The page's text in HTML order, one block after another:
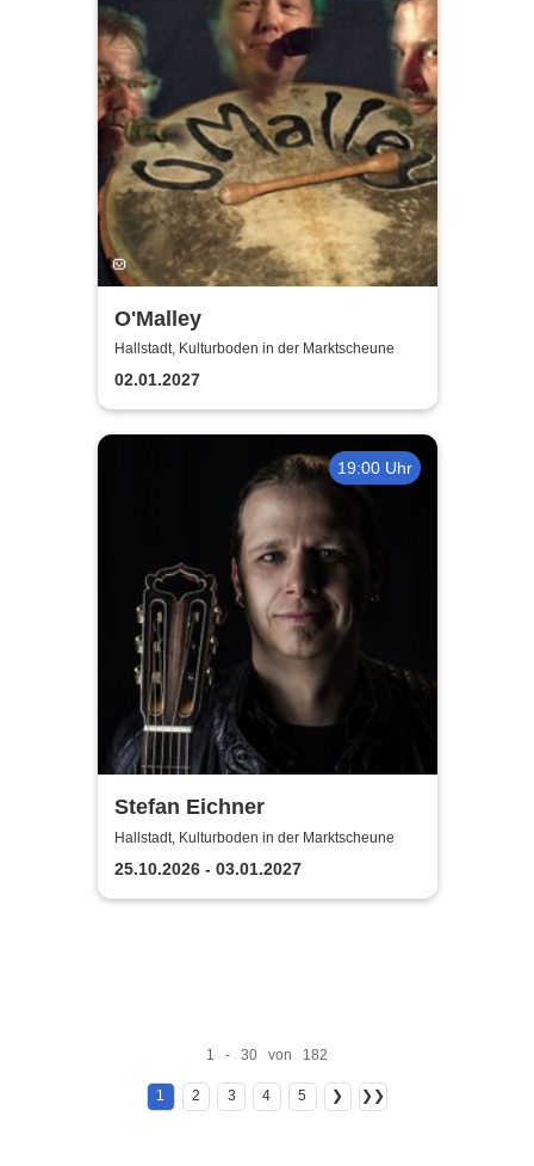
O'Malley
Hallstadt, Kulturboden in der Marktscheune
02.01.2027
19:00 Uhr
Stefan Eichner
Hallstadt, Kulturboden in der Marktscheune
25.10.2026 - 03.01.2027
1 - 30 von 182
1 2 3 4 5 ❯ ❯❯